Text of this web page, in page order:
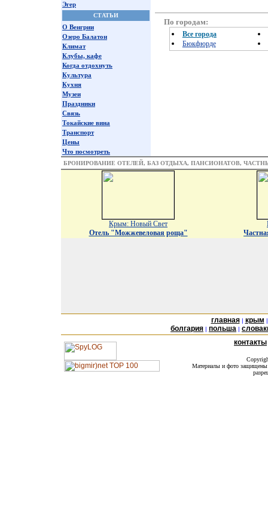
Эгер
СТАТЬИ
О Венгрии
Озеро Балатон
Климат
Клубы, кафе
Когда отдохнуть
Культура
Кухня
Музеи
Праздники
Связь
Токайские вина
Транспорт
Цены
Что посмотреть
По городам:
Все города
Бюкфюрде
БРОНИРОВАНИЕ ОТЕЛЕЙ, БАЗ ОТДЫХА, ПАНСИОНАТОВ,
Крым: Новый Свет
Отель "Можжевеловая роща"
главная| крым
болгария | польша |
контакты
Материалы и фото защищены